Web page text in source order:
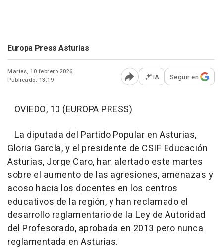
Europa Press Asturias
Martes, 10 febrero 2026
Publicado: 13:19
Abrir opciones para
IA Seguir en
OVIEDO, 10 (EUROPA PRESS)
La diputada del Partido Popular en Asturias,
Gloria García, y el presidente de CSIF Educación
Asturias, Jorge Caro, han alertado este martes
sobre el aumento de las agresiones, amenazas y
acoso hacia los docentes en los centros
educativos de la región, y han reclamado el
desarrollo reglamentario de la Ley de Autoridad
del Profesorado, aprobada en 2013 pero nunca
reglamentada en Asturias.